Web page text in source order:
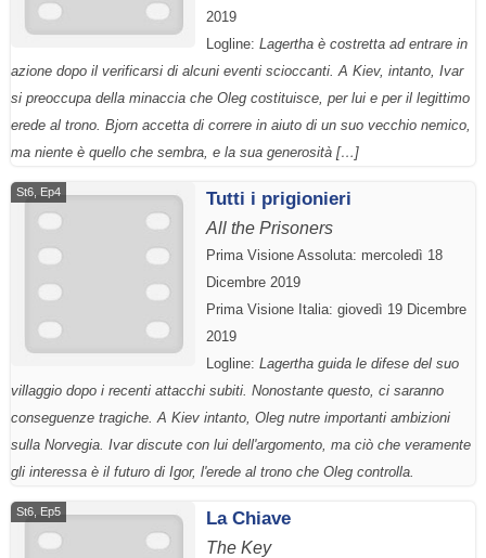
2019
Logline: Lagertha è costretta ad entrare in
azione dopo il verificarsi di alcuni eventi scioccanti. A Kiev, intanto, Ivar
si preoccupa della minaccia che Oleg costituisce, per lui e per il legittimo
erede al trono. Bjorn accetta di correre in aiuto di un suo vecchio nemico,
ma niente è quello che sembra, e la sua generosità […]
St6, Ep4 Tutti i prigionieri
All the Prisoners
Prima Visione Assoluta: mercoledì 18
Dicembre 2019
Prima Visione Italia: giovedì 19 Dicembre
2019
Logline: Lagertha guida le difese del suo
villaggio dopo i recenti attacchi subiti. Nonostante questo, ci saranno
conseguenze tragiche. A Kiev intanto, Oleg nutre importanti ambizioni
sulla Norvegia. Ivar discute con lui dell'argomento, ma ciò che veramente
gli interessa è il futuro di Igor, l'erede al trono che Oleg controlla.
St6, Ep5 La Chiave
The Key